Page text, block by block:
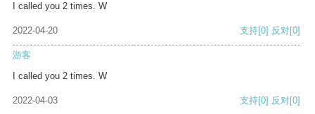
I called you 2 times. W
2022-04-20 支持[0] 反对[0]
游客
I called you 2 times. W
2022-04-03 支持[0] 反对[0]